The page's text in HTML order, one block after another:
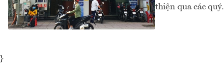
thiện qua các quý.
}